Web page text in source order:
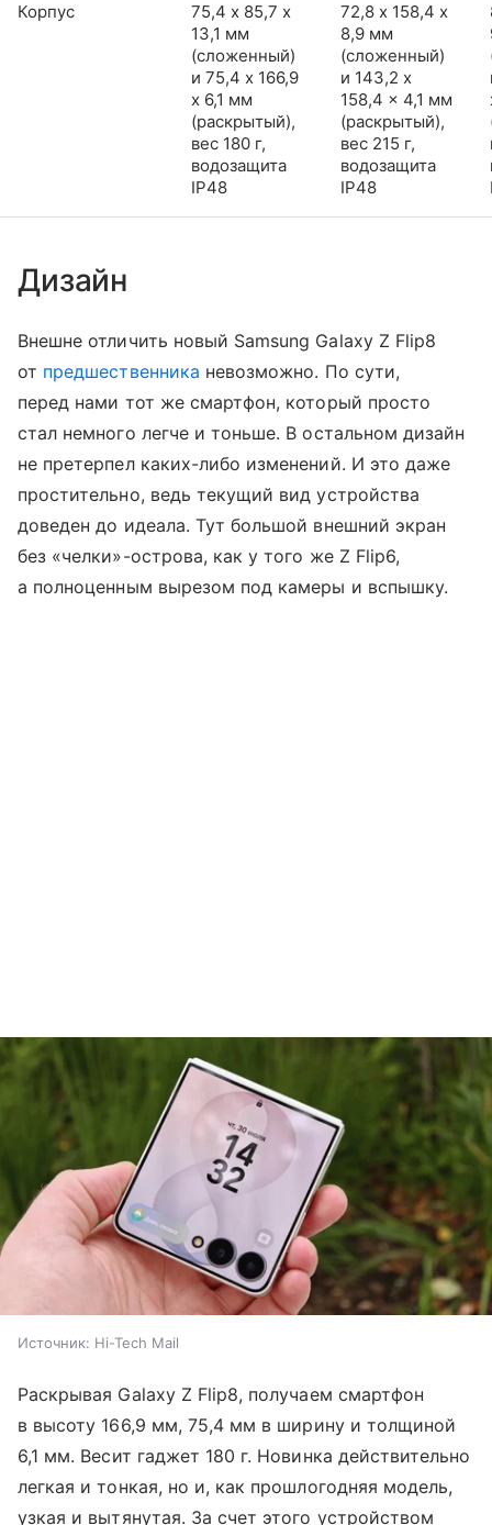
Корпус
75,4 х 85,7 х
13,1 мм
(сложенный)
и 75,4 x 166,9
x 6,1 мм
(раскрытый),
вес 180 г,
водозащита
IP48
72,8 х 158,4 х
8,9 мм
(сложенный)
и 143,2 x
158,4 x 4,1 мм
(раскрытый),
вес 215 г,
водозащита
IP48
Дизайн
Внешне отличить новый Samsung Galaxy Z Flip8
от предшественника невозможно. По сути,
перед нами тот же смартфон, который просто
стал немного легче и тоньше. В остальном дизайн
не претерпел каких-либо изменений. И это даже
простительно, ведь текущий вид устройства
доведен до идеала. Тут большой внешний экран
без «челки»-острова, как у того же Z Flip6,
а полноценным вырезом под камеры и вспышку.
Источник: Hi-Tech Mail
Раскрывая Galaxy Z Flip8, получаем смартфон
в высоту 166,9 мм, 75,4 мм в ширину и толщиной
6,1 мм. Весит гаджет 180 г. Новинка действительно
легкая и тонкая, но и, как прошлогодняя модель,
узкая и вытянутая. За счет этого устройством